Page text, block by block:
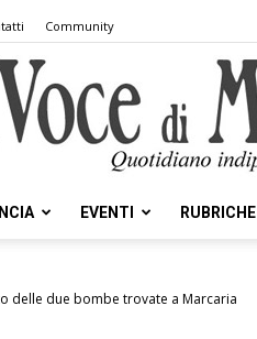
Community
EVENTI RUBRICHE
delle due bombe trovate a Marcaria